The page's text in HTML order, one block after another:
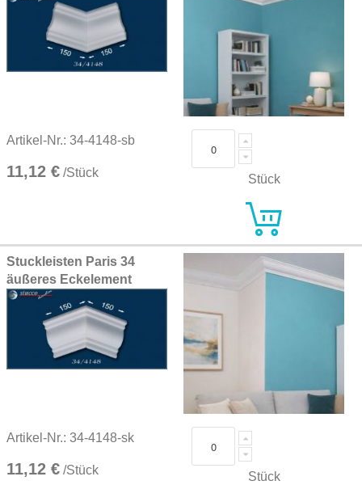
Artikel-Nr.: 34-4148-sb
11,12 € /Stück Stück
Stuckleisten Paris 34
äußeres Eckelement
Artikel-Nr.: 34-4148-sk
11,12 € /Stück Stück